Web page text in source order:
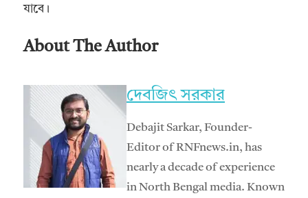
যাবে।
About The Author
দেবজিৎ সরকার
Debajit Sarkar, Founder-
Editor of RNFnews.in, has
nearly a decade of experience
in North Bengal media. Known